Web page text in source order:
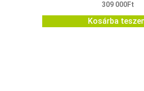
309 000Ft
Kosárba